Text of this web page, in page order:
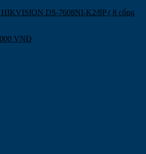
DS-7608NI-K2/8P ( 8 cổng
VNĐ